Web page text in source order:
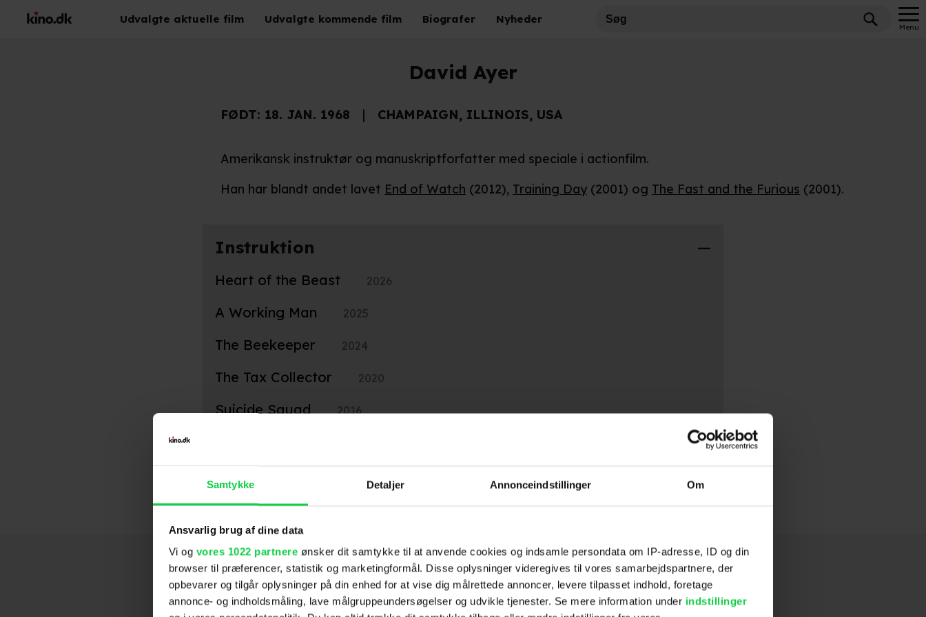
Samtykke Detaljer Annonceindstillinger Om
Ansvarlig brug af dine data
Vi og vores 1022 partnere ønsker dit samtykke til at anvende cookies og indsamle persondata om IP-adresse, ID og din
browser til præferencer, statistik og marketingformål. Disse oplysninger videregives til vores samarbejdspartnere, der
opbevarer og tilgår oplysninger på din enhed for at vise dig målrettede annoncer, levere tilpasset indhold, foretage
annonce- og indholdsmåling, lave målgruppeundersøgelser og udvikle tjenester. Se mere information under indstillinger
Udvalgte aktuelle film Udvalgte kommende film Biografer Nyheder
Menu
David Ayer
FØDT: 18. JAN. 1968 CHAMPAIGN, ILLINOIS, USA
Amerikansk instruktør og manuskriptforfatter med speciale i actionfilm.
Han har blandt andet lavet End of Watch (2012), Training Day (2001) og The Fast and the Furious (2001).
Instruktion
Heart of the Beast 2026
A Working Man 2025
The Beekeeper 2024
The Tax Collector 2020
Suicide Squad 2016
Hold dig opdateret
Send